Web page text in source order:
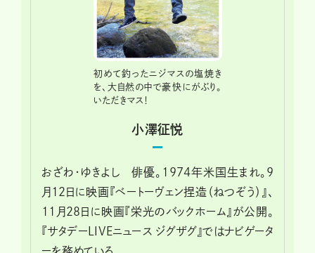
初めて釣ったニジマスの塩焼き
を、大自然の中で豪快にがぶり。
いただきマス！
小澤征悦
おざわ・ゆきよし 俳優。1974年米国生まれ。9
月12日に映画『ベートーヴェン捏造（ねつぞう）』、
11月28日に映画『栄光のバックホーム』が公開。
『サタデーLIVEニュース ジグザグ』ではナビゲータ